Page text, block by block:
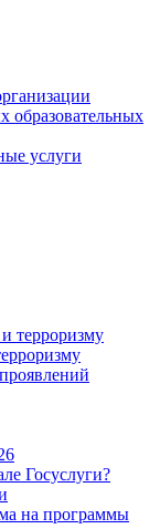
образовательных
услуги
терроризму
Госуслуги?
на программы